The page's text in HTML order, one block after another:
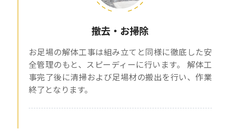
撤去・お掃除
お足場の解体工事は組み立てと同様に徹底した安
全管理のもと、スピーディーに行います。 解体工
事完了後に清掃および足場材の搬出を行い、作業
終了となります。